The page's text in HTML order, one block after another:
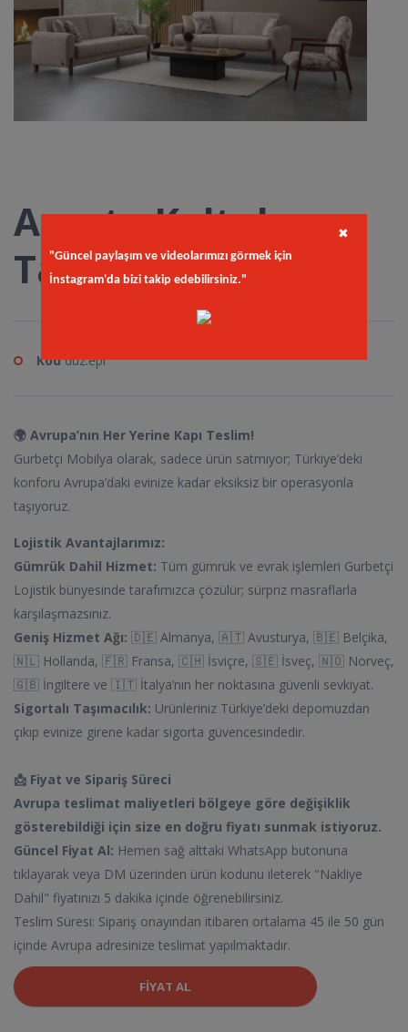
Aperto Koltuk
Takımı
Koddüz.epi
🌍 Avrupa’nın Her Yerine Kapı Teslim!
Gurbetçi Mobilya olarak, sadece ürün satmıyor; Türkiye’deki
konforu Avrupa’daki evinize kadar eksiksiz bir operasyonla
taşıyoruz.
Lojistik Avantajlarımız:
Gümrük Dahil Hizmet: Tüm gümrük ve evrak işlemleri Gurbetçi
Lojistik bünyesinde tarafımızca çözülür; sürpriz masraflarla
karşılaşmazsınız.
Geniş Hizmet Ağı: 🇩🇪 Almanya, 🇦🇹 Avusturya, 🇧🇪 Belçika,
🇳🇱 Hollanda, 🇫🇷 Fransa, 🇨🇭 İsviçre, 🇸🇪 İsveç, 🇳🇴 Norveç,
🇬🇧 İngiltere ve 🇮🇹 İtalya’nın her noktasına güvenli sevkiyat.
Sigortalı Taşımacılık: Ürünleriniz Türkiye’deki depomuzdan
çıkıp evinize girene kadar sigorta güvencesindedir.
📩 Fiyat ve Sipariş Süreci
Avrupa teslimat maliyetleri bölgeye göre değişiklik
gösterebildiği için size en doğru fiyatı sunmak istiyoruz.
Güncel Fiyat Al: Hemen sağ alttaki WhatsApp butonuna
tıklayarak veya DM üzerinden ürün kodunu ileterek "Nakliye
Dahil" fiyatınızı 5 dakika içinde öğrenebilirsiniz.
Teslim Süresi: Sipariş onayından itibaren ortalama 45 ile 50 gün
içinde Avrupa adresinize teslimat yapılmaktadır.
FIYAT AL
"Güncel paylaşım ve videolarımızı görmek için
İnstagram'da bizi takip edebilirsiniz."
✖